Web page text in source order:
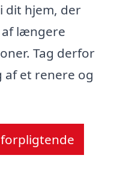
dit hjem, der
længere
Tag derfor
et renere og